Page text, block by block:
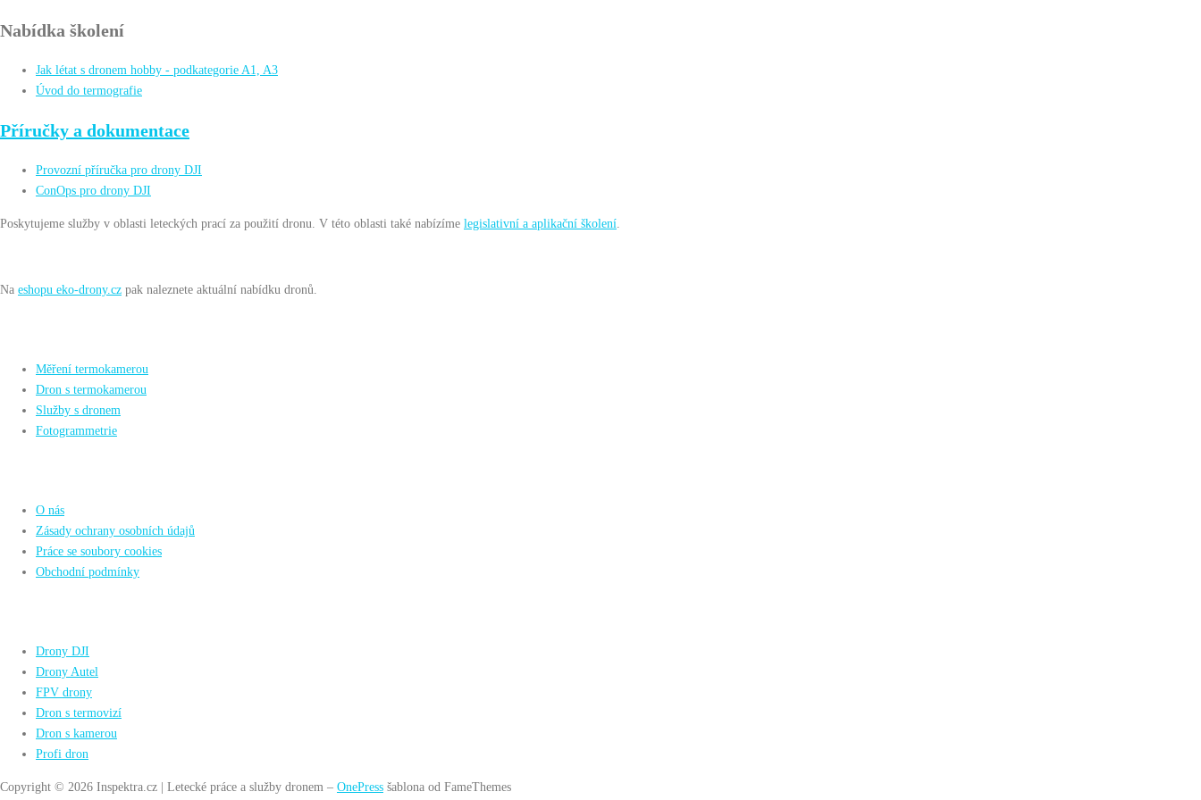
Nabídka školení
Jak létat s dronem hobby - podkategorie A1, A3
Úvod do termografie
Příručky a dokumentace
Provozní příručka pro drony DJI
ConOps pro drony DJI
Poskytujeme služby v oblasti leteckých prací za použití dronu. V této oblasti také nabízíme legislativní a aplikační školení.
Na eshopu eko-drony.cz pak naleznete aktuální nabídku dronů.
Měření termokamerou
Dron s termokamerou
Služby s dronem
Fotogrammetrie
O nás
Zásady ochrany osobních údajů
Práce se soubory cookies
Obchodní podmínky
Drony DJI
Drony Autel
FPV drony
Dron s termovizí
Dron s kamerou
Profi dron
Copyright © 2026 Inspektra.cz | Letecké práce a služby dronem – OnePress šablona od FameThemes